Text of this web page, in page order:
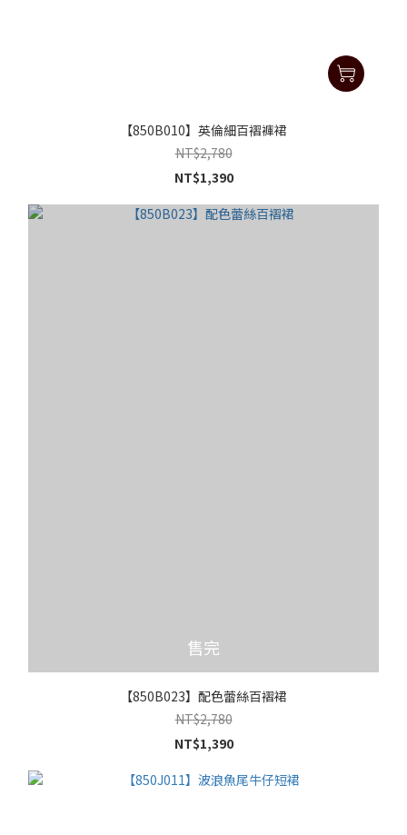
【850B010】英倫細百褶褲裙
NT$2,780
NT$1,390
售完
【850B023】配色蕾絲百褶裙
NT$2,780
NT$1,390